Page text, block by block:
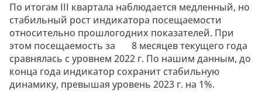
По итогам III квартала наблюдается медленный, но
стабильный рост индикатора посещаемости
относительно прошлогодних показателей. При
этом посещаемость за 8 месяцев текущего года
сравнялась с уровнем 2022 г. По нашим данным, до
конца года индикатор сохранит стабильную
динамику, превышая уровень 2023 г. на 1%.